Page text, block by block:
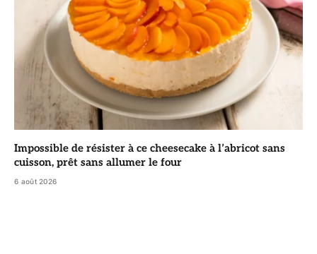
Impossible de résister à ce cheesecake à l’abricot sans
cuisson, prêt sans allumer le four
6 août 2026